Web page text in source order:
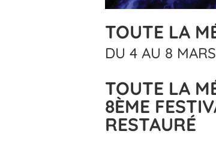
TOUTE LA
DU 4 AU 8
TOUTE LA
8ÈME
RESTAURÉ